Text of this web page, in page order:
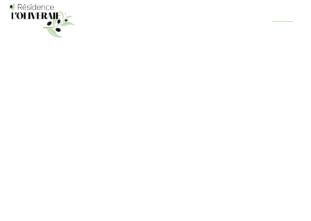
Panneau de gestion des cookies